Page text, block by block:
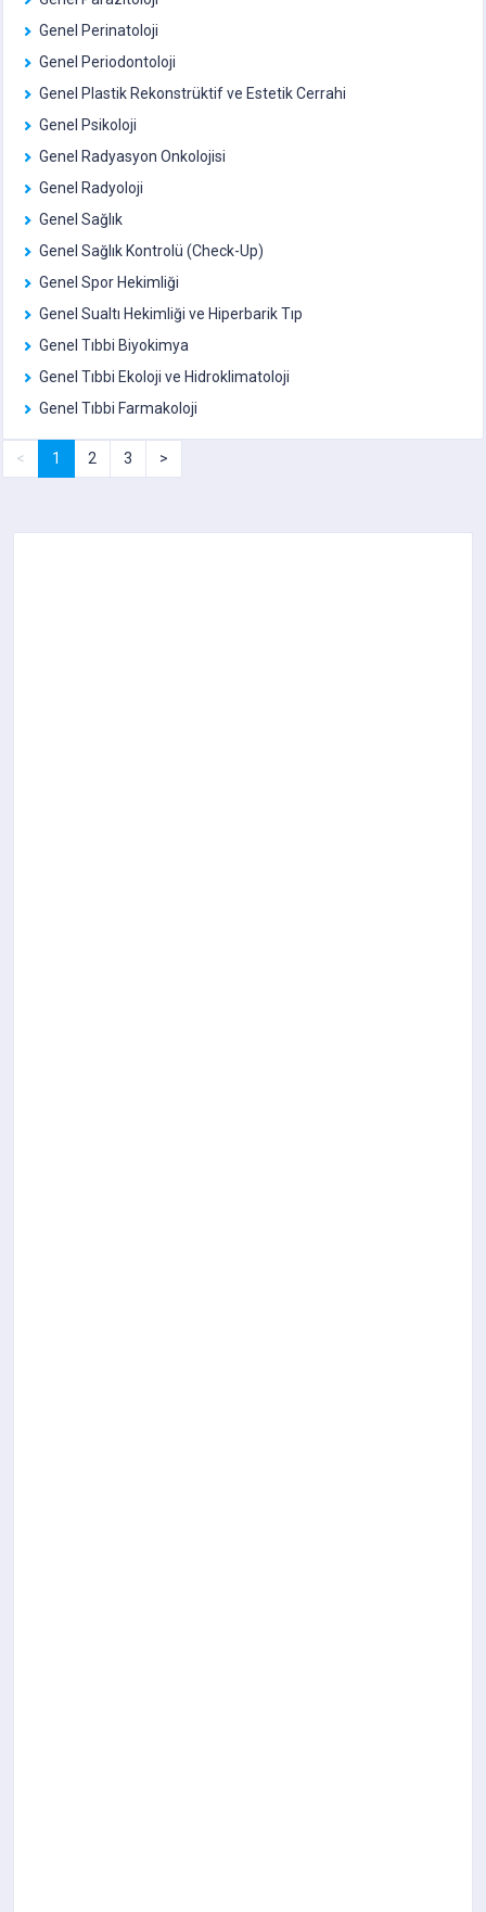
Genel Perinatoloji
Genel Periodontoloji
Genel Plastik Rekonstrüktif ve Estetik Cerrahi
Genel Psikoloji
Genel Radyasyon Onkolojisi
Genel Radyoloji
Genel Sağlık
Genel Sağlık Kontrolü (Check-Up)
Genel Spor Hekimliği
Genel Sualtı Hekimliği ve Hiperbarik Tıp
Genel Tıbbi Biyokimya
Genel Tıbbi Ekoloji ve Hidroklimatoloji
Genel Tıbbi Farmakoloji
< 1 2 3 >